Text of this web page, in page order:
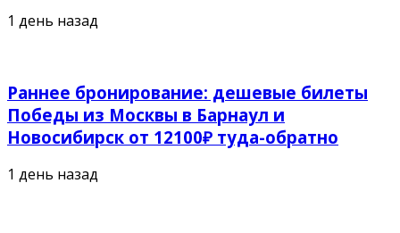
1 день назад
Раннее бронирование: дешевые билеты
Победы из Москвы в Барнаул и
Новосибирск от 12100₽ туда-обратно
1 день назад